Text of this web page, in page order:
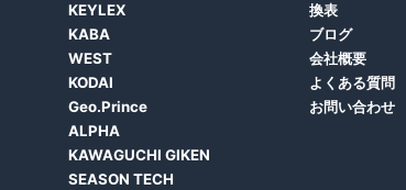
KEYLEX
KABA
WEST
KODAI
Geo.Prince
ALPHA
KAWAGUCHI GIKEN
SEASON TECH
換表
ブログ
会社概要
よくある質問
お問い合わせ